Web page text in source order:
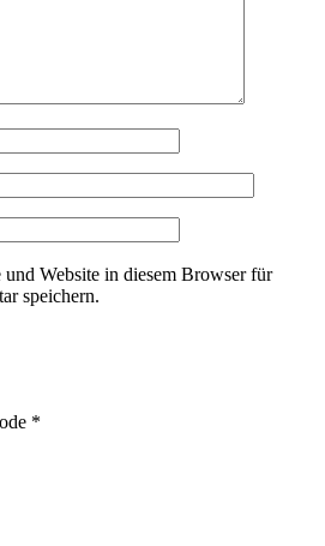
Website in diesem Browser für
speichern.
*